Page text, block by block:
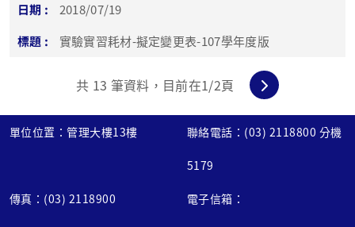
2018/07/19
實驗實習耗材-擬定變更表-107學年度版
共 13 筆資料，目前在1/2頁
單位位置：管理大樓13樓 聯絡電話：(03) 2118800 分機
5179
傳真：(03) 2118900 電子信箱：